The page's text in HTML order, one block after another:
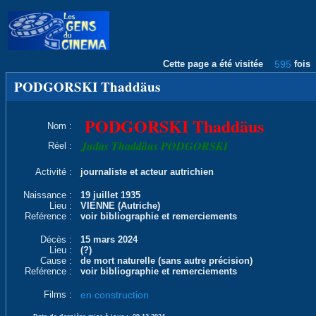
Cette page a été visitée 595 fois
PODGORSKI Thaddäus
Nom : PODGORSKI Thaddäus
Réel : Judas Thaddäus PODGORSKI
Activité : journaliste et acteur autrichien
Naissance :
19 juillet 1935
Lieu :
VIENNE (Autriche)
Reférence :
voir bibliographie et remerciements
Décès :
15 mars 2024
Lieu :
(?)
Cause :
de mort naturelle (sans autre précision)
Reférence :
voir bibliographie et remerciements
Films : en construction